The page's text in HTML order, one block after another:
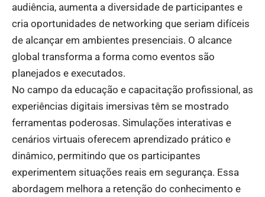
audiência, aumenta a diversidade de participantes e
cria oportunidades de networking que seriam difíceis
de alcançar em ambientes presenciais. O alcance
global transforma a forma como eventos são
planejados e executados.
No campo da educação e capacitação profissional, as
experiências digitais imersivas têm se mostrado
ferramentas poderosas. Simulações interativas e
cenários virtuais oferecem aprendizado prático e
dinâmico, permitindo que os participantes
experimentem situações reais em segurança. Essa
abordagem melhora a retenção do conhecimento e